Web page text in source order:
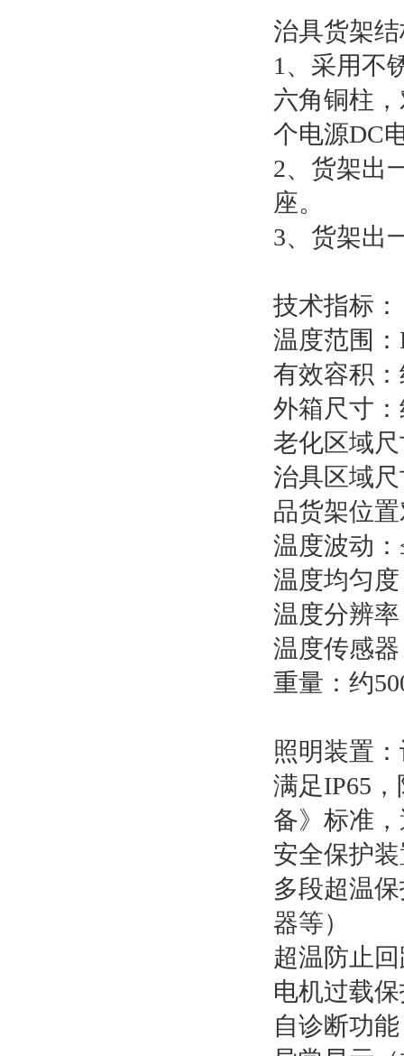
治具货架
1、采用不
六角铜柱
个电源DC
2、货架出
座。
3、货架出
技术指标：
温度范围
有效容积：
外箱尺寸
老化区域
治具区域
品货架位
温度波动
温度均匀
温度分辨
温度传感器
重量：约
照明装置
满足IP65
备》标准
安全保护
多段超温
器等）
超温防止
电机过载
自诊断功能